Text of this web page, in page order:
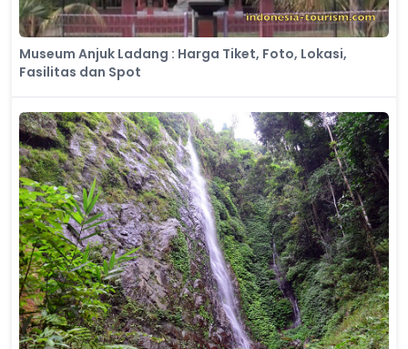
Museum Anjuk Ladang : Harga Tiket, Foto, Lokasi,
Fasilitas dan Spot